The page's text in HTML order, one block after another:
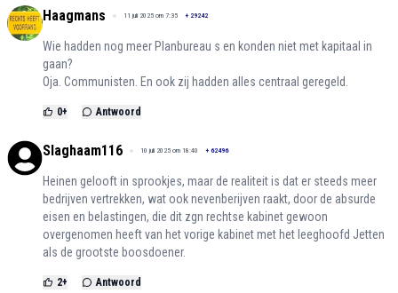
Haagmans 11 juli 2025 om 7:35 + 29242
Wie hadden nog meer Planbureau s en konden niet met kapitaal in
gaan?
Oja. Communisten. En ook zij hadden alles centraal geregeld.
0+ Antwoord
Slaghaam116 10 juli 2025 om 18:40 + 62496
Heinen gelooft in sprookjes, maar de realiteit is dat er steeds meer
bedrijven vertrekken, wat ook nevenberijven raakt, door de absurde
eisen en belastingen, die dit zgn rechtse kabinet gewoon
overgenomen heeft van het vorige kabinet met het leeghoofd Jetten
als de grootste boosdoener.
2+ Antwoord